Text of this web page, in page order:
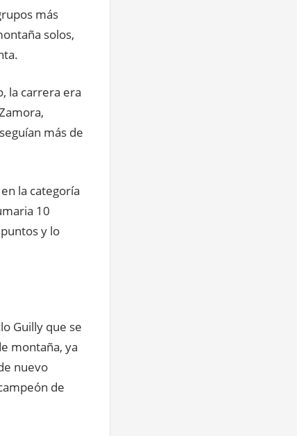
más
solos,
la carrera era
más de
la categoría
10
y lo
Guilly que se
montaña, ya
nuevo
de